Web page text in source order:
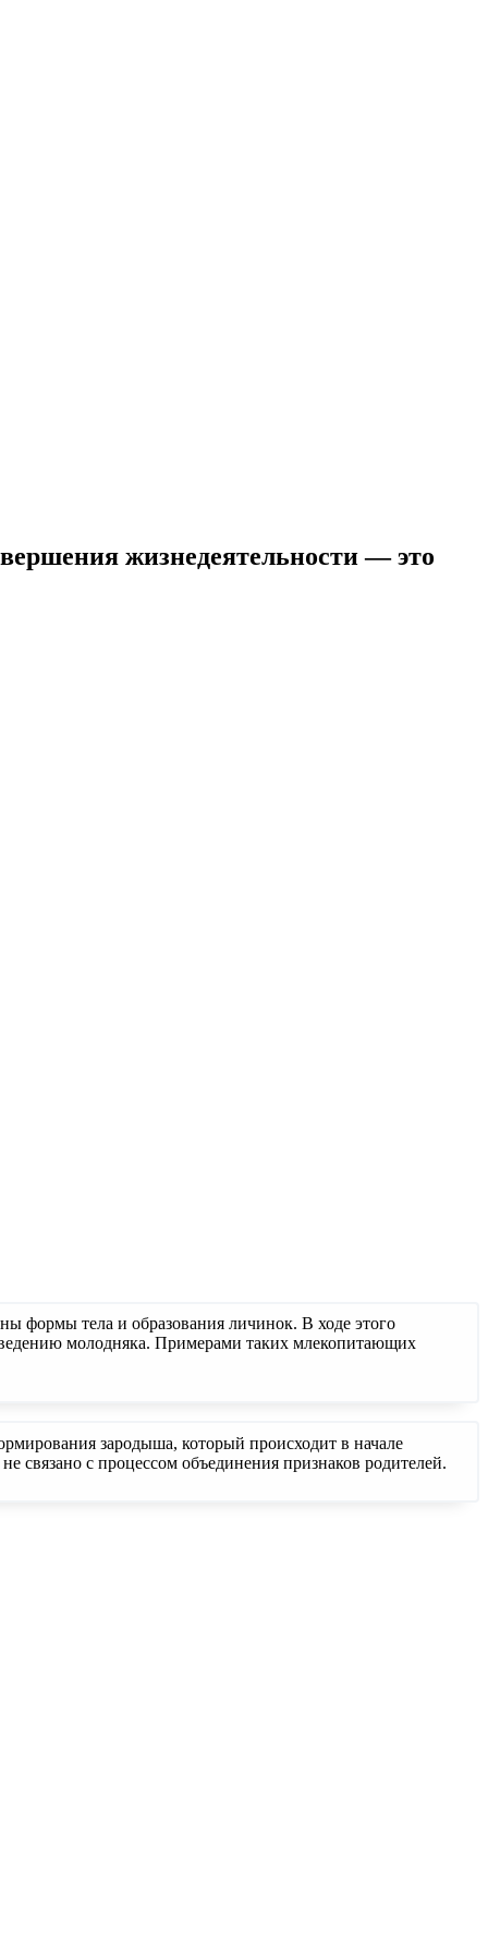
жизнедеятельности — это
формы тела и образования личинок. В ходе этого
молодняка. Примерами таких млекопитающих
зародыша, который происходит в начале
связано с процессом объединения признаков родителей.